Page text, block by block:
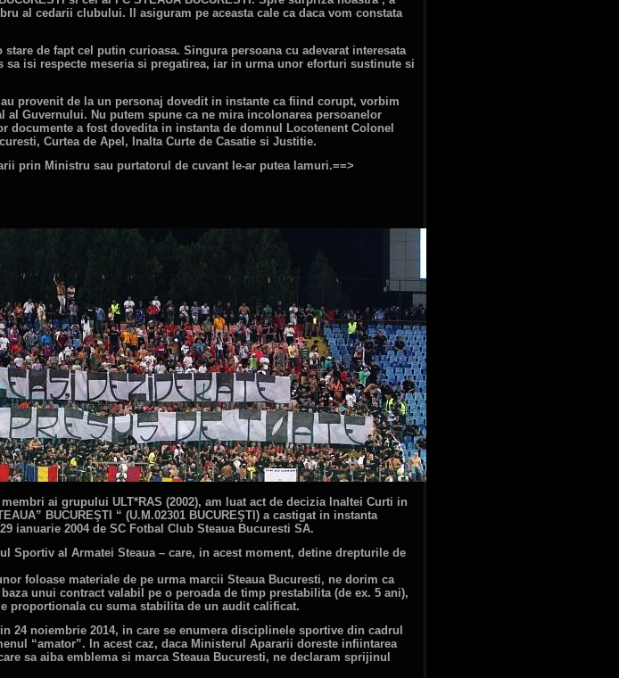
al cedarii clubului. Il asiguram pe aceasta cale ca daca vom constata
de fapt cel putin curioasa. Singura persoana cu adevarat interesata
isi respecte meseria si pregatirea, iar in urma unor eforturi sustinute si
provenit de la un personaj dovedit in instante ca fiind corupt, vorbim
Guvernului. Nu putem spune ca ne mira incolonarea persoanelor
a fost dovedita in instanta de domnul Locotenent Colonel
Curtea de Apel, Inalta Curte de Casatie si Justitie.
prin Ministru sau purtatorul de cuvant le-ar putea lamuri.==>
ai grupului ULT*RAS (2002), am luat act de decizia Inaltei Curti in
BUCUREŞTI “ (U.M.02301 BUCUREŞTI) a castigat in instanta
ianuarie 2004 de SC Fotbal Club Steaua Bucuresti SA.
Sportiv al Armatei Steaua – care, in acest moment, detine drepturile de
foloase materiale de pe urma marcii Steaua Bucuresti, ne dorim ca
unui contract valabil pe o peroada de timp prestabilita (de ex. 5 ani),
proportionala cu suma stabilita de un audit calificat.
24 noiembrie 2014, in care se enumera disciplinele sportive din cadrul
“amator”. In acest caz, daca Ministerul Apararii doreste infiintarea
sa aiba emblema si marca Steaua Bucuresti, ne declaram sprijinul